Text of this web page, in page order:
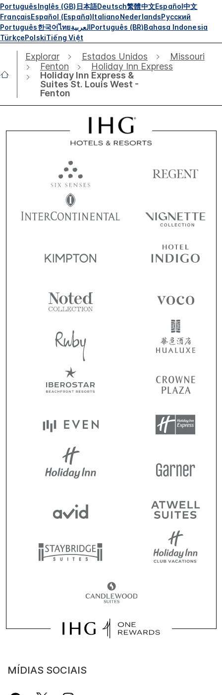
PortuguêsInglês (GB) 日本語Deutsch繁體中文Español中文
FrançaisEspañol (España)ItalianoNederlandsРусский
Português한국어ไทยالعربيةPortuguês (BR)Bahasa Indonesia
TürkçePolskiTiếng Việt
Explorar Estados Unidos
Missouri
Fenton
Holiday Inn Express
Holiday Inn Express &
Suites St. Louis West -
Fenton
MÍDIAS SOCIAIS